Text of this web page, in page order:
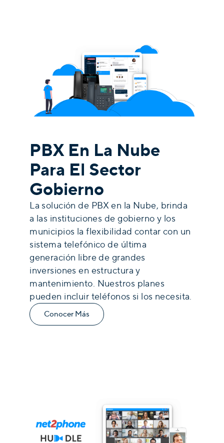
PBX En La Nube
Para El Sector
Gobierno
La solución de PBX en la Nube, brinda
a las instituciones de gobierno y los
municipios la flexibilidad contar con un
sistema telefónico de última
generación libre de grandes
inversiones en estructura y
mantenimiento. Nuestros planes
pueden incluir teléfonos si los necesita.
Conocer Más